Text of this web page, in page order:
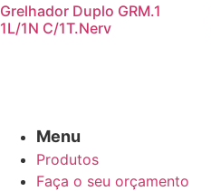
Grelhador Duplo GRM.1
1L/1N C/1T.Nerv
Menu
Produtos
Faça o seu orçamento